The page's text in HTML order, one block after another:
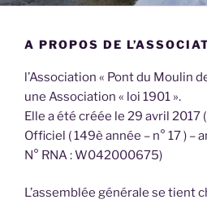
A PROPOS DE
l’Association « Pont du Moulin
une Association « loi 1901 ».
Elle a été créée le 29 avril 2017
Officiel ( 149è année – n° 17 ) –
N° RNA : W042000675)
L’assemblée générale se tient